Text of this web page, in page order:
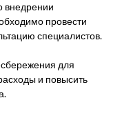
внедрении
провести
специалистов.
для
и повысить